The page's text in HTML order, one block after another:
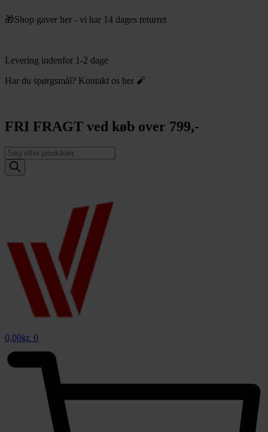
til
🎁Shop gaver her - vi har 14 dages returret
Levering indenfor 1-2 dage
Har du spørgsmål? Kontakt os her 🧨
FRI FRAGT ved køb over 799,-
Products
search
0,00kr. 0